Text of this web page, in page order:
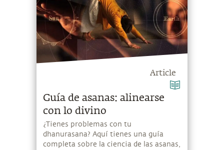
Article
Guía de asanas: alinearse
con lo divino
¿Tienes problemas con tu
dhanurasana? Aquí tienes una guía
completa sobre la ciencia de las asanas,